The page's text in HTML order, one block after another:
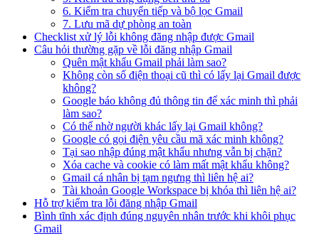
6. Kiểm tra chuyển tiếp và bộ lọc Gmail
7. Lưu mã dự phòng an toàn
Checklist xử lý lỗi không đăng nhập được Gmail
Câu hỏi thường gặp về lỗi đăng nhập Gmail
Quên mật khẩu Gmail phải làm sao?
Không còn số điện thoại cũ thì có lấy lại Gmail được
không?
Google báo không đủ thông tin để xác minh thì phải
làm sao?
Có thể nhờ người khác lấy lại Gmail không?
Google có gọi điện yêu cầu mã xác minh không?
Tại sao nhập đúng mật khẩu nhưng vẫn bị chặn?
Xóa cache và cookie có làm mất mật khẩu không?
Gmail cá nhân bị tạm ngưng thì liên hệ ai?
Tài khoản Google Workspace bị khóa thì liên hệ ai?
Hỗ trợ kiểm tra lỗi đăng nhập Gmail
Bình tĩnh xác định đúng nguyên nhân trước khi khôi phục
Gmail